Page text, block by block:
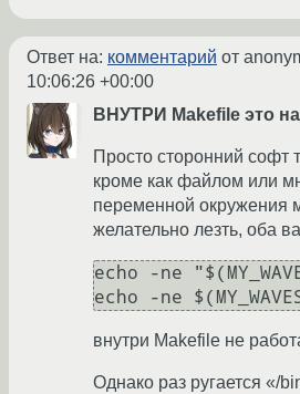
Ответ на: комментарий от
10:06:26 +00:00
ВНУТРИ Makefile это
Просто сторонний софт
кроме как файлом или
переменной окружения
желательно лезть, оба
echo -ne
echo -ne
внутри Makefile не
Однако раз ругается «/